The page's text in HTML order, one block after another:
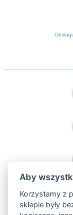
Aby
Korzystamy z
sklepie były